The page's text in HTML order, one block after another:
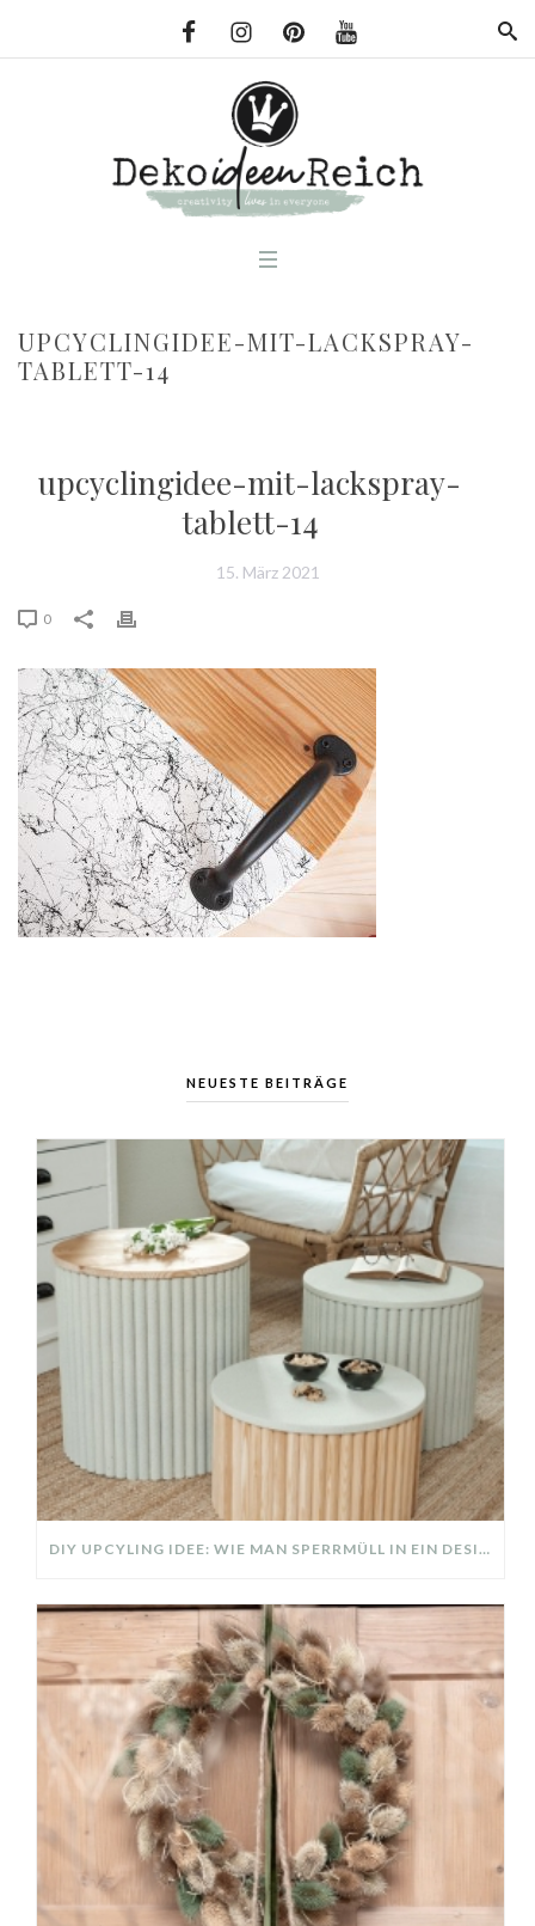
UPCYCLINGIDEE-MIT-LACKSPRAY-
TABLETT-14
upcyclingidee-mit-lackspray-
tablett-14
15. März 2021
0
NEUESTE BEITRÄGE
DIY UPCYLING IDEE: WIE MAN SPERRMÜLL IN EIN DESIGNER TEIL VERWANDELT